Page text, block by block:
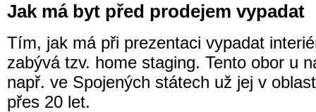
Jak má byt před prodejem vypadat
Tím, jak má při prezentaci vypadat
zabývá tzv. home staging. Tento obor u
např. ve Spojených státech už jej v
přes 20 let.